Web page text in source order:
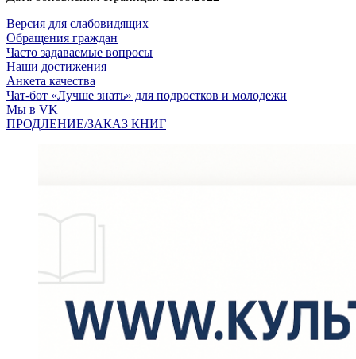
Версия для слабовидящих
Обращения граждан
Часто задаваемые вопросы
Наши достижения
Анкета качества
Чат-бот «Лучше знать» для подростков и молодежи
Мы в VK
ПРОДЛЕНИЕ/ЗАКАЗ КНИГ